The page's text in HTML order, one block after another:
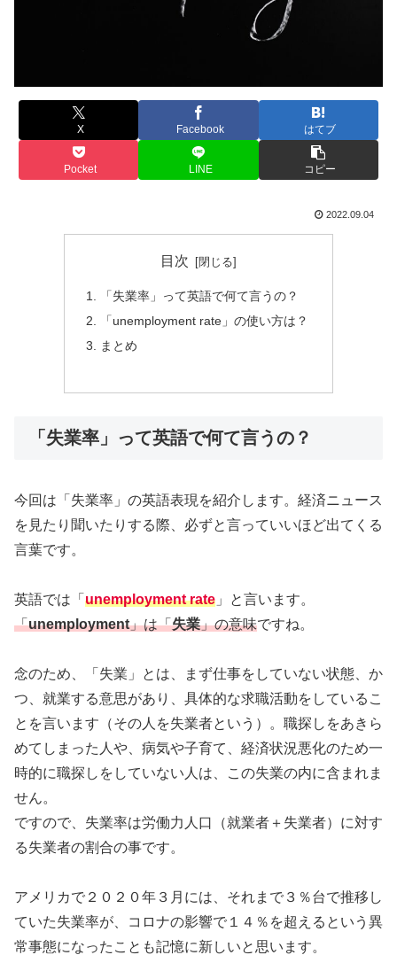
X Facebook はてブ
Pocket LINE コピー
2022.09.04
目次
「失業率」って英語で何て言うの？
「unemployment rate」の使い方は？
まとめ
「失業率」って英語で何て言うの？
今回は「失業率」の英語表現を紹介します。経済ニュース
を見たり聞いたりする際、必ずと言っていいほど出てくる
言葉です。
英語では「 unemployment rate 」と言います。
「unemployment」は「失業」の意味ですね。
念のため、「失業」とは、まず仕事をしていない状態、か
つ、就業する意思があり、具体的な求職活動をしているこ
とを言います（その人を失業者という）。職探しをあきら
めてしまった人や、病気や子育て、経済状況悪化のため一
時的に職探しをしていない人は、この失業の内に含まれま
せん。
ですので、失業率は労働力人口（就業者＋失業者）に対す
る失業者の割合の事です。
アメリカで２０２０年３月には、それまで３％台で推移し
ていた失業率が、コロナの影響で１４％を超えるという異
常事態になったことも記憶に新しいと思います。